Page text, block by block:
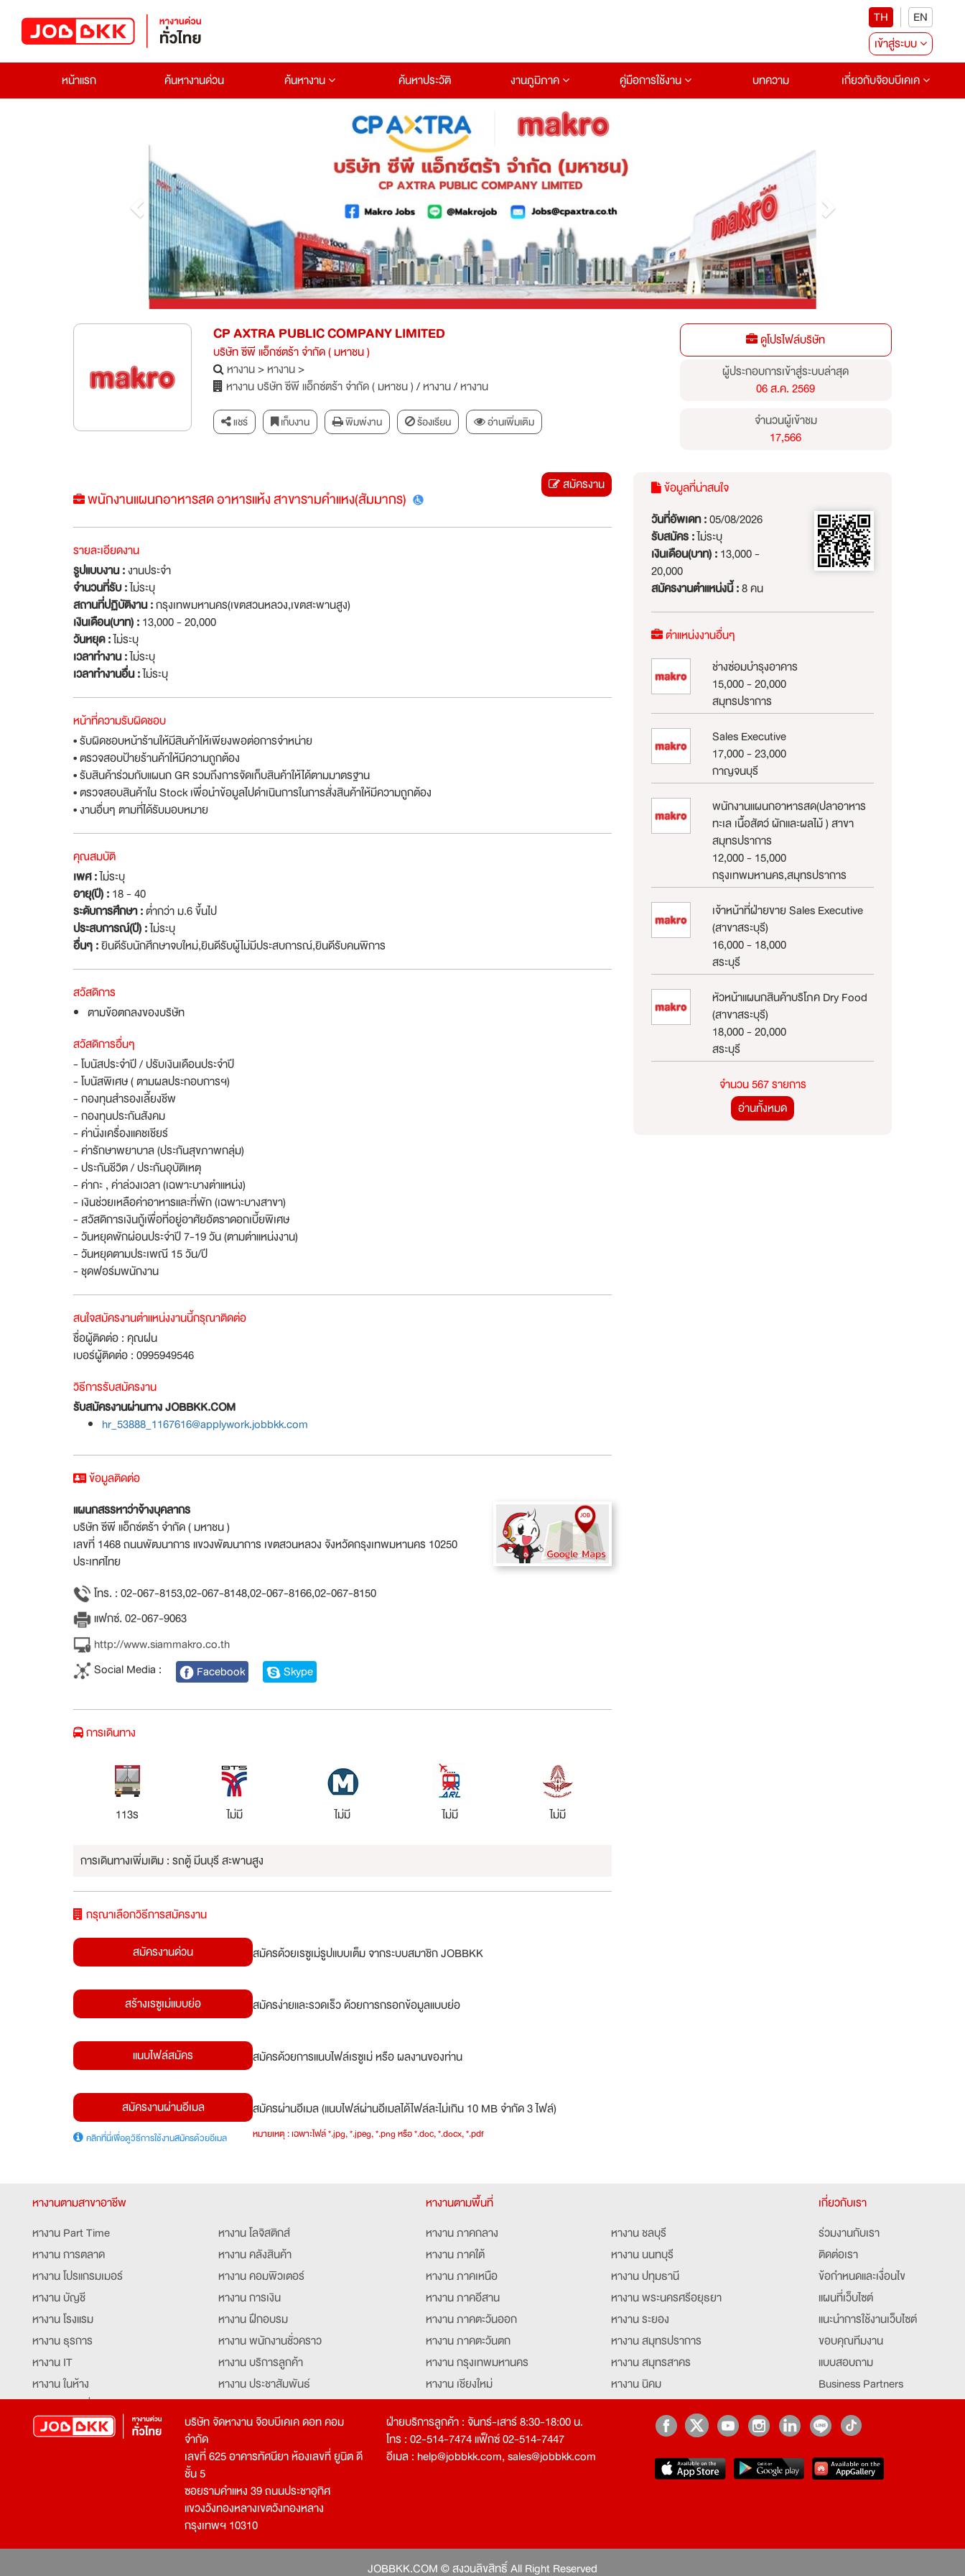
TH
EN
เข้าสู่ระบบ
หน้าแรก
ค้นหางานด่วน ค้นหางาน ค้นหาประวัติ งานภูมิภาค คู่มือการใช้งาน บทความ เกี่ยวกับจ๊อบบีเคเค
CP AXTRA PUBLIC COMPANY LIMITED
บริษัท ซีพี แอ็กซ์ตร้า จำกัด ( มหาชน )
หางาน>หางาน>
หางาน บริษัท ซีพี แอ็กซ์ตร้า จำกัด ( มหาชน )/หางาน/หางาน
แชร์ เก็บงาน พิมพ์งาน ร้องเรียน อ่านเพิ่มเติม
ดูโปรไฟล์บริษัท
ผู้ประกอบการเข้าสู่ระบบล่าสุด
06 ส.ค. 2569
จำนวนผู้เข้าชม
17,566
พนักงานแผนกอาหารสด อาหารแห้ง สาขารามคำแหง(สัมมากร)
สมัครงาน
รายละเอียดงาน
รูปแบบงาน :งานประจำ
จำนวนที่รับ :ไม่ระบุ
สถานที่ปฏิบัติงาน :กรุงเทพมหานคร(เขตสวนหลวง,เขตสะพานสูง)
เงินเดือน(บาท) :13,000 - 20,000
วันหยุด :ไม่ระบุ
เวลาทำงาน :ไม่ระบุ
เวลาทำงานอื่น :ไม่ระบุ
หน้าที่ความรับผิดชอบ
• รับผิดชอบหน้าร้านให้มีสินค้าให้เพียงพอต่อการจำหน่าย
• ตรวจสอบป้ายร้านค้าให้มีความถูกต้อง
• รับสินค้าร่วมกับแผนก GR รวมถึงการจัดเก็บสินค้าให้ได้ตามมาตรฐาน
• ตรวจสอบสินค้าใน Stock เพื่อนำข้อมูลไปดำเนินการในการสั่งสินค้าให้มีความถูกต้อง
• งานอื่นๆ ตามที่ได้รับมอบหมาย
คุณสมบัติ
เพศ :ไม่ระบุ
อายุ(ปี) :18 - 40
ระดับการศึกษา :ต่ำกว่า ม.6 ขึ้นไป
ประสบการณ์(ปี) :ไม่ระบุ
อื่นๆ :ยินดีรับนักศึกษาจบใหม่,ยินดีรับผู้ไม่มีประสบการณ์,ยินดีรับคนพิการ
สวัสดิการ
ตามข้อตกลงของบริษัท
สวัสดิการอื่นๆ
- โบนัสประจำปี / ปรับเงินเดือนประจำปี
- โบนัสพิเศษ ( ตามผลประกอบการฯ)
- กองทุนสำรองเลี้ยงชีพ
- กองทุนประกันสังคม
- ค่านั่งเครื่องแคชเชียร์
- ค่ารักษาพยาบาล (ประกันสุขภาพกลุ่ม)
- ประกันชีวิต / ประกันอุบัติเหตุ
- ค่ากะ , ค่าล่วงเวลา (เฉพาะบางตำแหน่ง)
- เงินช่วยเหลือค่าอาหารและที่พัก (เฉพาะบางสาขา)
- สวัสดิการเงินกู้เพื่อที่อยู่อาศัยอัตราดอกเบี้ยพิเศษ
- วันหยุดพักผ่อนประจำปี 7-19 วัน (ตามตำแหน่งงาน)
- วันหยุดตามประเพณี 15 วัน/ปี
- ชุดฟอร์มพนักงาน
สนใจสมัครงานตำแหน่งงานนี้กรุณาติดต่อ
ชื่อผู้ติดต่อ : คุณฝน
เบอร์ผู้ติดต่อ : 0995949546
วิธีการรับสมัครงาน
รับสมัครงานผ่านทาง JOBBKK.COM
hr_53888_1167616@applywork.jobbkk.com
ข้อมูลที่น่าสนใจ
วันที่อัพเดท :05/08/2026
รับสมัคร :ไม่ระบุ
เงินเดือน(บาท) :13,000 -
20,000
สมัครงานตำแหน่งนี้ :8 คน
ตำแหน่งงานอื่นๆ
ช่างซ่อมบำรุงอาคาร
15,000 - 20,000
สมุทรปราการ
Sales Executive
17,000 - 23,000
กาญจนบุรี
พนักงานแผนกอาหารสด(ปลาอาหาร
ทะเล เนื้อสัตว์ ผักและผลไม้ ) สาขา
สมุทรปราการ
12,000 - 15,000
กรุงเทพมหานคร,สมุทรปราการ
เจ้าหน้าที่ฝ่ายขาย Sales Executive
(สาขาสระบุรี)
16,000 - 18,000
สระบุรี
หัวหน้าแผนกสินค้าบริโภค Dry Food
(สาขาสระบุรี)
18,000 - 20,000
สระบุรี
จำนวน 567 รายการ
อ่านทั้งหมด
ข้อมูลติดต่อ
แผนกสรรหาว่าจ้างบุคลากร
บริษัท ซีพี แอ็กซ์ตร้า จำกัด ( มหาชน )
เลขที่ 1468 ถนนพัฒนาการ แขวงพัฒนาการ เขตสวนหลวง จังหวัดกรุงเทพมหานคร 10250
ประเทศไทย
โทร. : 02-067-8153,02-067-8148,02-067-8166,02-067-8150
แฟกซ์. 02-067-9063
http://www.siammakro.co.th
Social Media :
Facebook Skype
การเดินทาง
113ร ไม่มี ไม่มี ไม่มี ไม่มี
การเดินทางเพิ่มเติม : รถตู้ มีนบุรี สะพานสูง
กรุณาเลือกวิธีการสมัครงาน
สมัครงานด่วน
สมัครด้วยเรซูเม่รูปแบบเต็ม จากระบบสมาชิก JOBBKK
สร้างเรซูเม่แบบย่อ สมัครง่ายและรวดเร็ว ด้วยการกรอกข้อมูลแบบย่อ
แนบไฟล์สมัคร สมัครด้วยการแนบไฟล์เรซูเม่ หรือ ผลงานของท่าน
สมัครงานผ่านอีเมล
คลิกที่นี่เพื่อดูวิธีการใช้งานสมัครด้วยอีเมล
สมัครผ่านอีเมล (แนบไฟล์ผ่านอีเมลได้ไฟล์ละไม่เกิน 10 MB จำกัด 3 ไฟล์)
หมายเหตุ : เฉพาะไฟล์ *.jpg, *.jpeg, *.png หรือ *.doc, *.docx, *.pdf
หางานตามสาขาอาชีพ
หางาน Part Time
หางาน การตลาด
หางาน โปรแกรมเมอร์
หางาน บัญชี
หางาน โรงแรม
หางาน ธุรการ
หางาน IT
หางาน ในห้าง
หางาน จัดซื้อ
หางาน เจ้าหน้าที่รักษาความปลอดภัย
หางาน โลจิสติกส์
หางาน คลังสินค้า
หางาน คอมพิวเตอร์
หางาน การเงิน
หางาน ฝึกอบรม
หางาน พนักงานชั่วคราว
หางาน บริการลูกค้า
หางาน ประชาสัมพันธ์
หางาน ประสานงาน
หางาน จองตั๋ว
หางาน กุ๊ก
หางาน นักศึกษาฝึกงาน
หางาน Mobile Application
Developer
หางานตามพื้นที่
หางาน ภาคกลาง
หางาน ภาคใต้
หางาน ภาคเหนือ
หางาน ภาคอีสาน
หางาน ภาคตะวันออก
หางาน ภาคตะวันตก
หางาน กรุงเทพมหานคร
หางาน เชียงใหม่
หางาน ชลบุรี
หางาน นนทบุรี
หางาน ปทุมธานี
หางาน พระนครศรีอยุธยา
หางาน ระยอง
หางาน สมุทรปราการ
หางาน สมุทรสาคร
หางาน นิคม
เกี่ยวกับเรา
ร่วมงานกับเรา
ติดต่อเรา
ข้อกำหนดและเงื่อนไข
แผนที่เว็บไซต์
แนะนำการใช้งานเว็บไซต์
ขอบคุณทีมงาน
แบบสอบถาม
Business Partners
Job Index
job
บริษัท จัดหางาน จ๊อบบีเคเค ดอท คอม
จำกัด
เลขที่ 625 อาคารทัศนียา ห้องเลขที่ ยูนิต ดี
ชั้น 5
ซอยรามคำแหง 39 ถนนประชาอุทิศ
แขวงวังทองหลางเขตวังทองหลาง
กรุงเทพฯ 10310
ฝ่ายบริการลูกค้า : จันทร์-เสาร์ 8:30-18:00 น.
โทร : 02-514-7474 แฟ็กซ์ 02-514-7447
อีเมล : help@jobbkk.com,sales@jobbkk.com
JOBBKK.COM © สงวนลิขสิทธิ์ All Right Reserved